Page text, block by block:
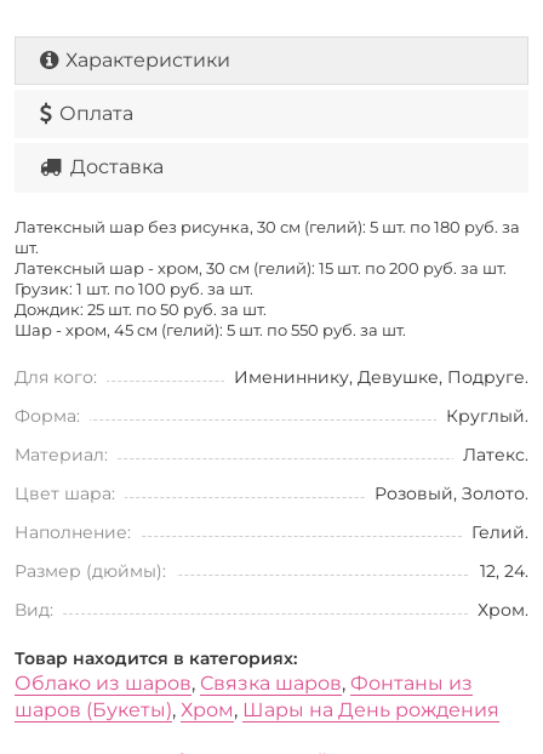
Характеристики
Оплата
Доставка
Латексный шар без рисунка, 30 см (гелий): 5 шт. по 180 руб. за
шт.
Латексный шар - хром, 30 см (гелий): 15 шт. по 200 руб. за шт.
Грузик: 1 шт. по 100 руб. за шт.
Дождик: 25 шт. по 50 руб. за шт.
Шар - хром, 45 см (гелий): 5 шт. по 550 руб. за шт.
Для кого:
Имениннику, Девушке, Подруге.
Форма:
Круглый.
Материал:
Латекс.
Цвет шара:
Розовый, Золото.
Наполнение:
Гелий.
Размер (дюймы):
12, 24.
Вид:
Хром.
Товар находится в категориях:
Облако из шаров, Связка шаров, Фонтаны из
шаров (Букеты), Хром, Шары на День рождения